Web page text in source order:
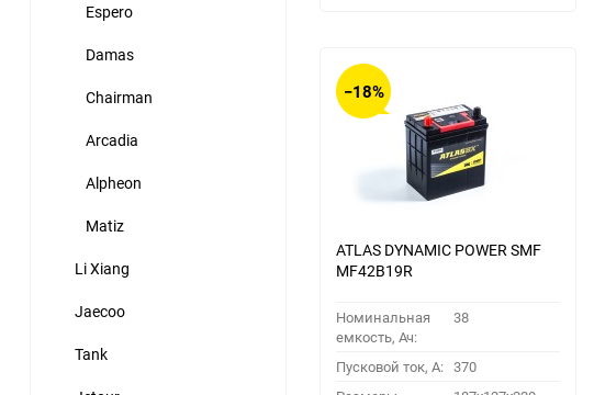
Espero
Damas
Chairman
Arcadia
Alpheon
Matiz
Li Xiang
Jaecoo
Tank
−18%
ATLAS DYNAMIC POWER SMF
MF42B19R
Номинальная
емкость, Ач:
38
Пусковой ток, A: 370